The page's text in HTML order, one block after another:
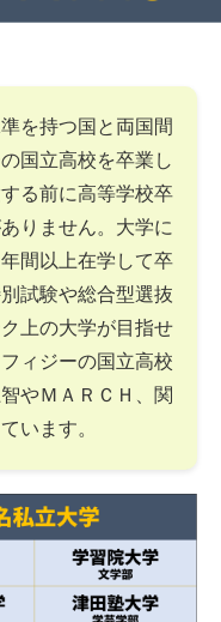
を持つ国と両国間
国立高校を卒業し
る前に高等学校卒
りません。大学に
間以上在学して卒
試験や総合型選抜
上の大学が目指せ
ィジーの国立高校
やＭＡＲＣＨ、関
います。